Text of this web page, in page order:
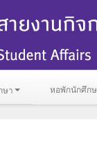
ษา หอพักนักศึก